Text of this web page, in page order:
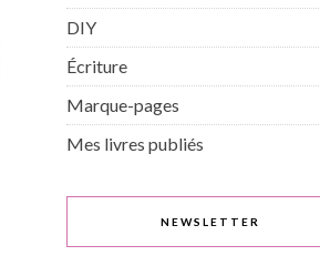
DIY
Écriture
Marque-pages
Mes livres publiés
NEWSLETTER